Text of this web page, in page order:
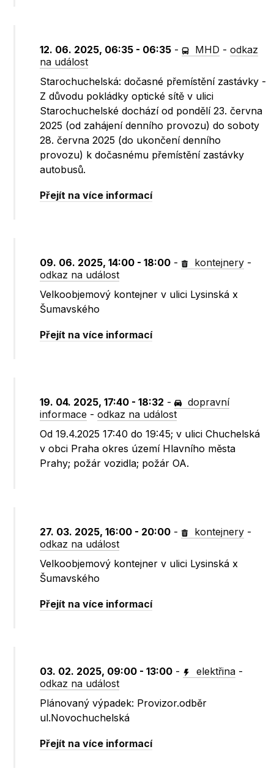
12. 06. 2025, 06:35 - 06:35 - MHD -odkaz
na událost
Starochuchelská: dočasné přemístění zastávky -
Z důvodu pokládky optické sítě v ulici
Starochuchelské dochází od pondělí 23. června
2025 (od zahájení denního provozu) do soboty
28. června 2025 (do ukončení denního
provozu) k dočasnému přemístění zastávky
autobusů.
Přejít na více informací
09. 06. 2025, 14:00 - 18:00 - kontejnery -
odkaz na událost
Velkoobjemový kontejner v ulici Lysinská x
Šumavského
Přejít na více informací
19. 04. 2025, 17:40 - 18:32 -
dopravní
informace -odkaz na událost
Od 19.4.2025 17:40 do 19:45; v ulici Chuchelská
v obci Praha okres území Hlavního města
Prahy; požár vozidla; požár OA.
27. 03. 2025, 16:00 - 20:00 - kontejnery -
odkaz na událost
Velkoobjemový kontejner v ulici Lysinská x
Šumavského
Přejít na více informací
03. 02. 2025, 09:00 - 13:00 - elektřina -
odkaz na událost
Plánovaný výpadek: Provizor.odběr
ul.Novochuchelská
Přejít na více informací